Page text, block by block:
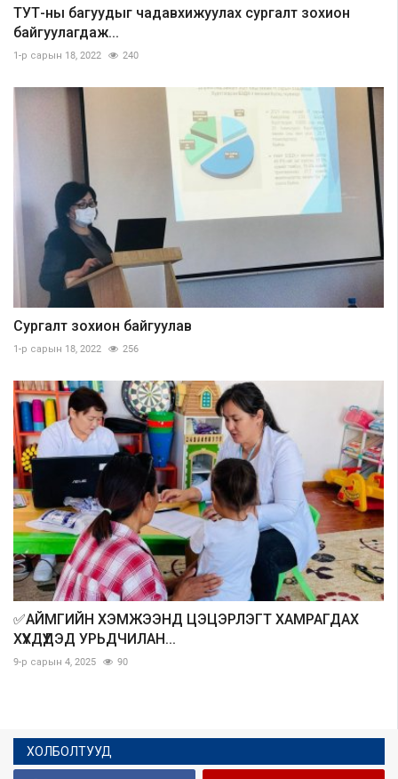
ТУТ-ны багуудыг чадавхижуулах сургалт зохион
байгуулагдаж...
1-р сарын 18, 2022 240
Сургалт зохион байгуулав
1-р сарын 18, 2022 256
✅АЙМГИЙН ХЭМЖЭЭНД ЦЭЦЭРЛЭГТ ХАМРАГДАХ
ХҮҮХДҮҮДЭД УРЬДЧИЛАН...
9-р сарын 4, 2025 90
ХОЛБОЛТУУД